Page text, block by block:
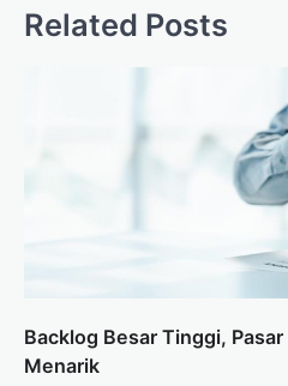
Related Posts
Backlog Besar Tinggi,
Menarik